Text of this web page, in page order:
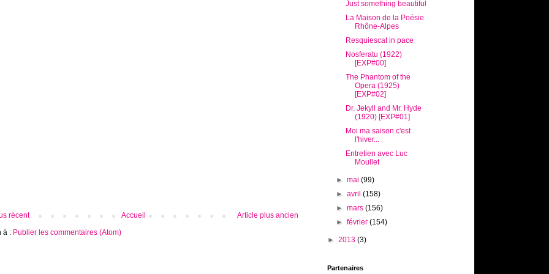
récent Article plus ancien
Accueil
à : Publier les commentaires (Atom)
Just something beautiful
La Maison de la Poésie
Rhône-Alpes
Resquiescat in pace
Nosferatu (1922)
[EXP#00]
The Phantom of the
Opera (1925)
[EXP#02]
Dr. Jekyll and Mr. Hyde
(1920) [EXP#01]
Moi ma saison c'est
l'hiver...
Entretien avec Luc
Moullet
►mai(99)
►avril(158)
►mars(156)
►février(154)
► 2013 (3)
Partenaires